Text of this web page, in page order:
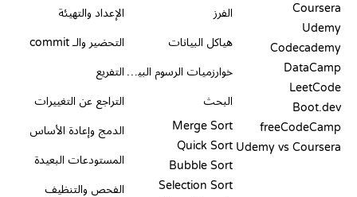
Coursera
Udemy
Codecademy
DataCamp
LeetCode
Boot.dev
freeCodeCamp
Udemy vs Coursera
الفرز
هياكل البيانات
خوارزميات الرسوم البيانية
البحث
Merge Sort
Quick Sort
Bubble Sort
Selection Sort
الإعداد والتهيئة
التحضير والـ commit
التفريع
التراجع عن التغييرات
الدمج وإعادة الأساس
المستودعات البعيدة
الفحص والتنظيف